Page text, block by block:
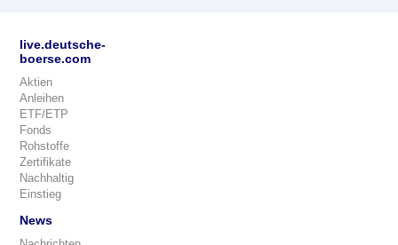
live.deutsche-
boerse.com
Aktien
Anleihen
ETF/ETP
Fonds
Rohstoffe
Zertifikate
Nachhaltig
Einstieg
News